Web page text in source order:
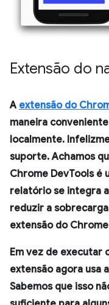
Extensão do
A extensão do
maneira
localmente.
suporte. Achamos
Chrome DevTools é
relatório se integra
reduzir a
extensão do
Em vez de executar
extensão agora usa
Sabemos que isso